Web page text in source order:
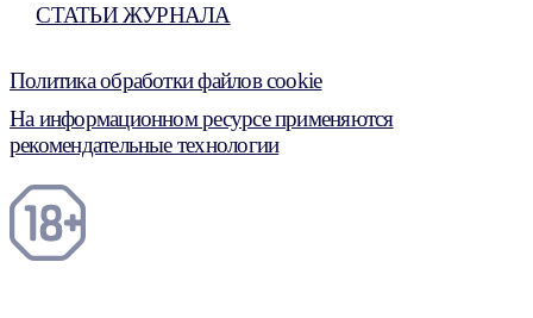
СТАТЬИ ЖУРНАЛА
Политика обработки файлов cookie
На информационном ресурсе применяются
рекомендательные технологии